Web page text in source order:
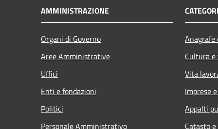
AMMINISTRAZIONE
Organi di Governo
Aree Amministrative
Uffici
Enti e fondazioni
Politici
Personale Amministrativo
Cultura
Vita
Imprese
Appalti
Catasto